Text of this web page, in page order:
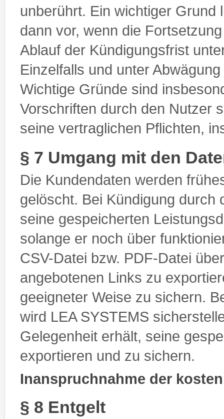
unberührt. Ein wichtiger Grund
dann vor, wenn die
Ablauf der Kündigungsfrist
Einzelfalls und unter
Wichtige Gründe sind
Vorschriften durch den Nutzer
seine vertraglichen Pflichten,
§ 7 Umgang mit den
Die Kundendaten werden
gelöscht. Bei Kündigung durch
seine gespeicherten
solange er noch über
CSV-Datei bzw. PDF-Datei
angebotenen Links zu
geeigneter Weise zu sichern.
wird LEA SYSTEMS
Gelegenheit erhält, seine
exportieren und zu sichern.
Inanspruchnahme der
§ 8 Entgelt